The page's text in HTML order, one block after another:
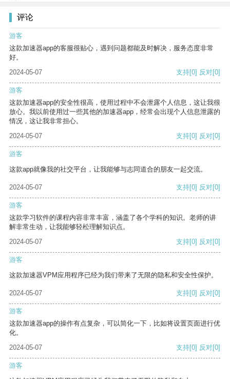
评论
游客
这款加速器app的客服很贴心，遇到问题都能及时解决，服务态度非常
好。
2024-05-07
支持[0] 反对[0]
游客
这款加速器app的安全性很高，使用过程中不会泄露个人信息，这让我很
放心。我以前使用过一些其他的加速器app，经常会出现个人信息泄露的
情况，这让我非常担心。
2024-05-07
支持[0] 反对[0]
游客
这款app就像我的社交平台，让我能够与志同道合的朋友一起交流。
2024-05-07 支持[0] 反对[0]
游客
这款学习软件的课程内容非常丰富，涵盖了各个学科的知识。老师的讲
解非常生动，让我能够轻松理解知识点。
2024-05-07
支持[0] 反对[0]
游客
这款加速器VPM应用程序已经为我们带来了无限的隐私和安全性保护。
2024-05-07 支持[0] 反对[0]
游客
这款加速器app的操作有点复杂，可以简化一下，比如将设置页面进行优
化。
2024-05-07
支持[0] 反对[0]
游客